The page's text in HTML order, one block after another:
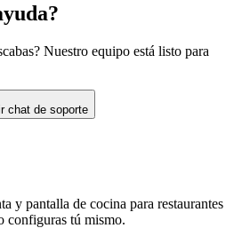
Nuestro equipo está listo para
chat de soporte
y pantalla de cocina para restaurantes
configuras tú mismo.